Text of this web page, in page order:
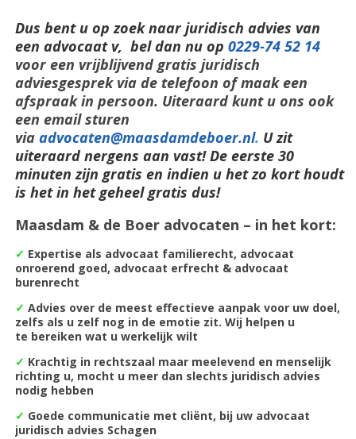
Dus bent u op zoek naar juridisch advies van
een advocaat v, bel dan nu op 0229-74 52 14
voor een vrijblijvend gratis juridisch
adviesgesprek via de telefoon of maak een
afspraak in persoon. Uiteraard kunt u ons ook
een email sturen
via advocaten@maasdamdeboer.nl. U zit
uiteraard nergens aan vast! De eerste 30
minuten zijn gratis en indien u het zo kort houdt
is het in het geheel gratis dus!
Maasdam & de Boer advocaten – in het kort:
✓ Expertise als advocaat familierecht, advocaat
onroerend goed, advocaat erfrecht & advocaat
burenrecht
✓ Advies over de meest effectieve aanpak voor uw doel,
zelfs als u zelf nog in de emotie zit. Wij helpen u
te bereiken wat u werkelijk wilt
✓ Krachtig in rechtszaal maar meelevend en menselijk
richting u, mocht u meer dan slechts juridisch advies
nodig hebben
✓ Goede communicatie met cliënt, bij uw advocaat
juridisch advies Schagen